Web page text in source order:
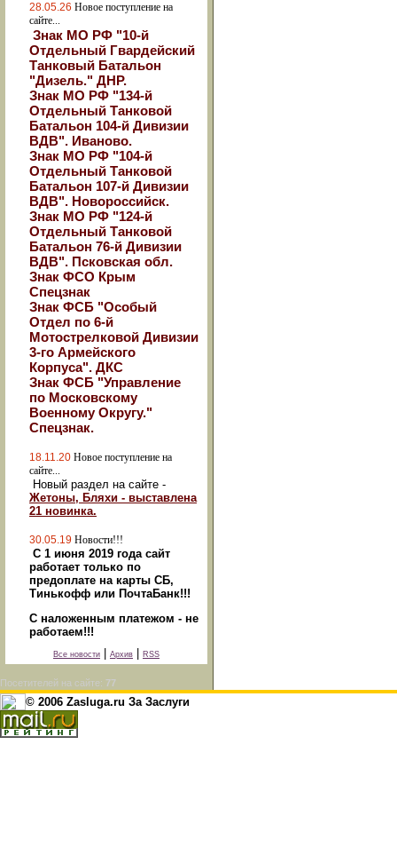
28.05.26 Новое поступление на
сайте...
Знак МО РФ "10-й
Отдельный Гвардейский
Танковый Батальон
"Дизель." ДНР.
Знак МО РФ "134-й
Отдельный Танковой
Батальон 104-й Дивизии
ВДВ". Иваново.
Знак МО РФ "104-й
Отдельный Танковой
Батальон 107-й Дивизии
ВДВ". Новороссийск.
Знак МО РФ "124-й
Отдельный Танковой
Батальон 76-й Дивизии
ВДВ". Псковская обл.
Знак ФСО Крым
Спецзнак
Знак ФСБ "Особый
Отдел по 6-й
Мотострелковой Дивизии
3-го Армейского
Корпуса". ДКС
Знак ФСБ "Управление
по Московскому
Военному Округу."
Спецзнак.
18.11.20 Новое поступление на
сайте...
Новый раздел на сайте -
Жетоны, Бляхи - выставлена
21 новинка.
30.05.19 Новости!!!
С 1 июня 2019 года сайт
работает только по
предоплате на карты СБ,
Тинькофф или ПочтаБанк!!!
С наложенным платежом - не
работаем!!!
Все новости Архив RSS
Посетителей на сайте: 77
© 2006 Zasluga.ru За Заслуги